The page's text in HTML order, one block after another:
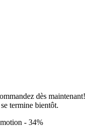
dès maintenant!
termine bientôt.
- 34%